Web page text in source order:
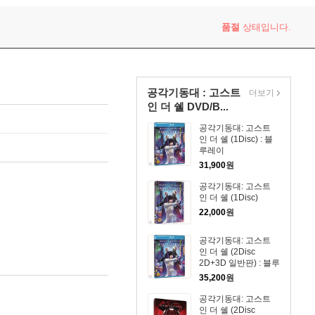
품절 상태입니다.
공각기동대 : 고스트
인 더 쉘 DVD/B...
공각기동대: 고스트
인 더 쉘 (1Disc) : 블
루레이
31,900원
공각기동대: 고스트
인 더 쉘 (1Disc)
22,000원
공각기동대: 고스트
인 더 쉘 (2Disc
2D+3D 일반판) : 블루
레이
35,200원
공각기동대: 고스트
인 더 쉘 (2Disc
더보기